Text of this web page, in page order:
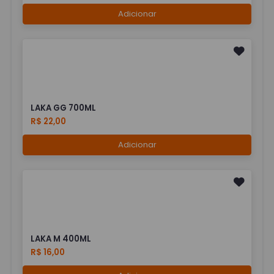
Adicionar
LAKA GG 700ML
R$ 22,00
Adicionar
LAKA M 400ML
R$ 16,00